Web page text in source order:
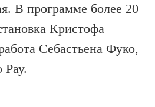
В программе более 20
Кристофа
Себастьена Фуко,
Рау.